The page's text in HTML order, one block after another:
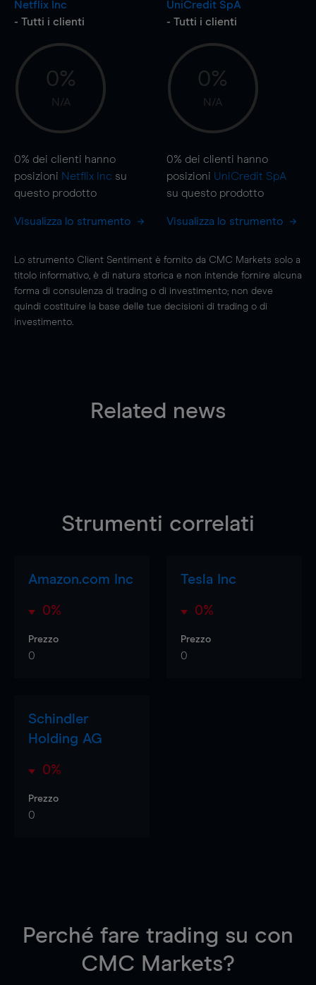
Netflix Inc
- Tutti i clienti
0%
N/A
0% dei clienti hanno
posizioni Netflix Inc su
questo prodotto
Visualizza lo strumento
UniCredit SpA
- Tutti i clienti
0%
N/A
0% dei clienti hanno
posizioni UniCredit SpA
su questo prodotto
Visualizza lo strumento
Lo strumento Client Sentiment è fornito da CMC Markets solo a
titolo informativo, è di natura storica e non intende fornire alcuna
forma di consulenza di trading o di investimento; non deve
quindi costituire la base delle tue decisioni di trading o di
investimento.
Related news
Strumenti correlati
Amazon.com Inc
0%
Prezzo
0
Tesla Inc
0%
Prezzo
0
Schindler
Holding AG
0%
Prezzo
0
Perché fare trading su con
CMC Markets?